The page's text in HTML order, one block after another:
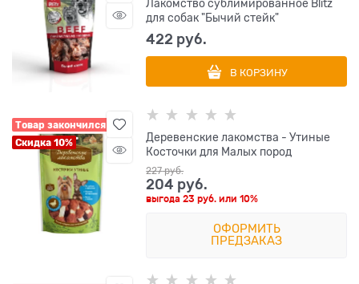
Лакомство сублимированное Blitz
для собак "Бычий стейк"
422 руб.
В КОРЗИНУ
Товар закончился
Скидка 10%
Деревенские лакомства - Утиные
Косточки для Малых пород
227 руб.
204 руб.
выгода23 руб. или10%
ОФОРМИТЬ
ПРЕДЗАКАЗ